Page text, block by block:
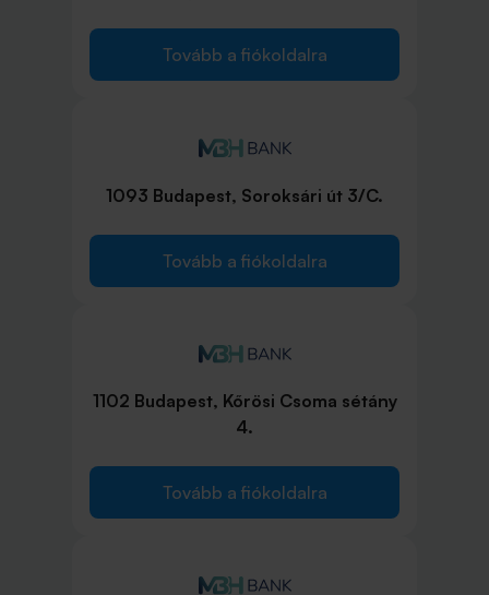
Tovább a fiókoldalra
1093 Budapest, Soroksári út 3/C.
Tovább a fiókoldalra
1102 Budapest, Kőrösi Csoma sétány
4.
Tovább a fiókoldalra